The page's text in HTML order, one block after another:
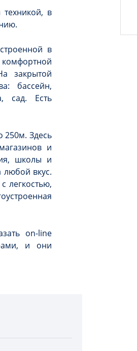
в
в
комфортной
закрытой
бассейн,
сад. Есть
250м. Здесь
и
школы и
любой вкус.
легкостью,
on-line
и они